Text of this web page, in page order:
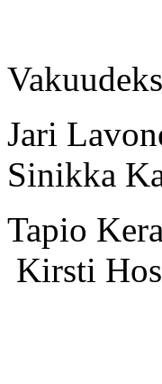
Sinikka
Tapio
Kirsti